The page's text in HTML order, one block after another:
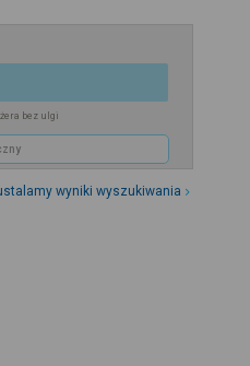
bez ulgi
wyniki wyszukiwania